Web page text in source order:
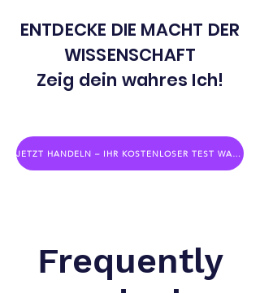
ENTDECKE DIE MACHT DER
WISSENSCHAFT
Zeig dein wahres Ich!
JETZT HANDELN – IHR KOSTENLOSER TEST WARTET AUF SIE!
Frequently